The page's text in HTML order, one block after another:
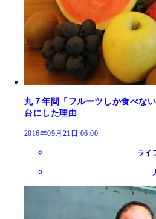
丸７年間「フルーツしか食べな
台にした理由
2016年09月21日 06:00
ライ